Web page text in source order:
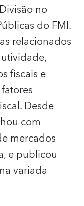
no
do FMI.
relacionados
fiscais e
Desde
com
mercados
e publicou
variada